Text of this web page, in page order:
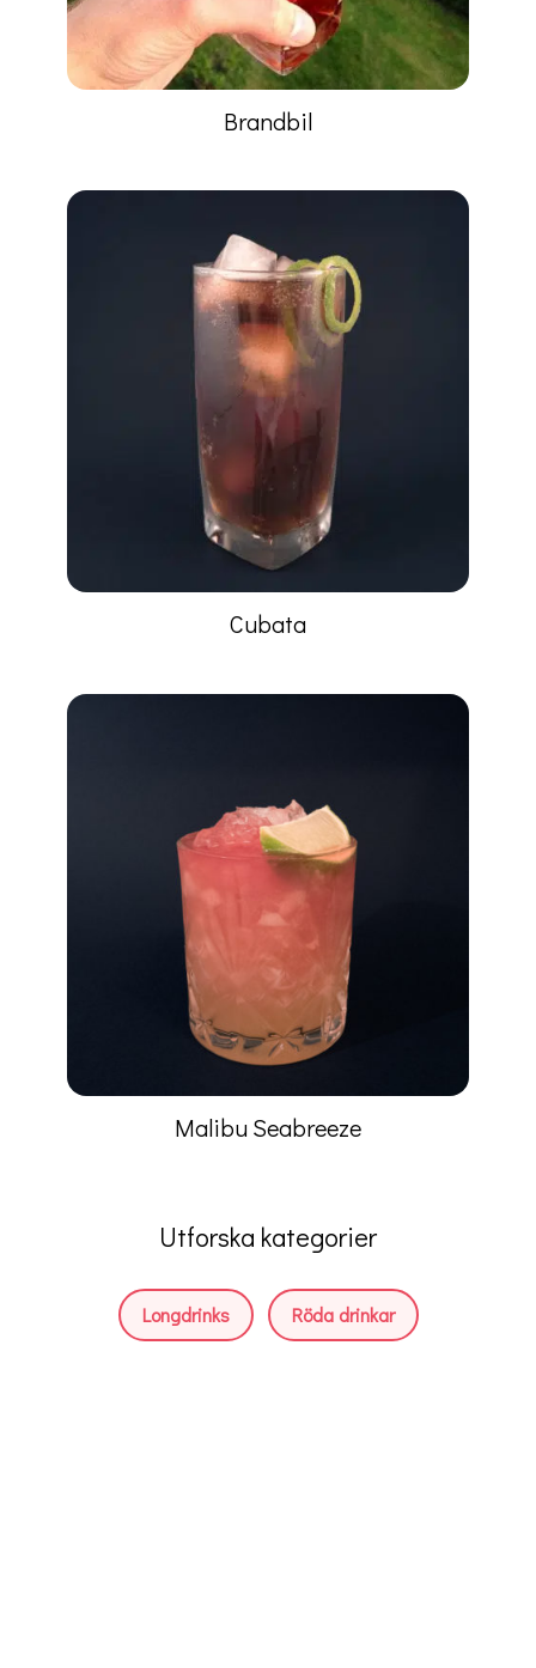
Brandbil
Cubata
Malibu Seabreeze
Utforska kategorier
Longdrinks Röda drinkar